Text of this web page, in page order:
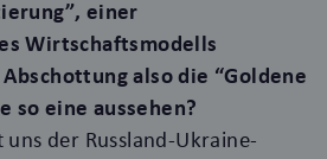
einer
Wirtschaftsmodells
also die “Goldene
so eine aussehen?
der Russland-Ukraine-